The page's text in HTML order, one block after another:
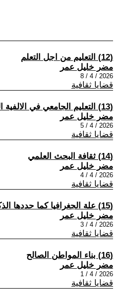
(12) التعليم من اجل التعلم
مضر خليل عمر
2026 / 4 / 8
قضايا ثقافية
(13) التعليم الجامعي في الالفية الثالثة
مضر خليل عمر
2026 / 4 / 5
قضايا ثقافية
(14) ثقافة البحث العلمي
مضر خليل عمر
2026 / 4 / 4
قضايا ثقافية
(15) علة الجغرافيا كما حددها الذكاء الاصطناعي
مضر خليل عمر
2026 / 4 / 3
قضايا ثقافية
(16) بناء المواطن الصالح
مضر خليل عمر
2026 / 4 / 1
قضايا ثقافية